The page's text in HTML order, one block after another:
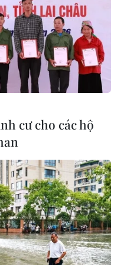
gia
năm
bệnh
cư cho các hộ